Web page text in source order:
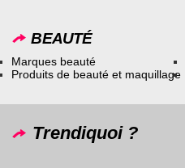
BEAUTÉ
Marques beauté
Produits de beauté et maquillage
Trendiquoi ?